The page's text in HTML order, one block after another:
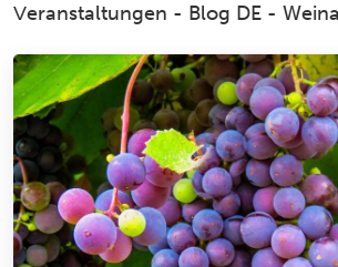
Veranstaltungen - Blog DE -